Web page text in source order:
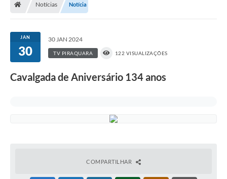
Notícias Notícia
JAN
30
30 JAN 2024
TV PIRAQUARA 122 VISUALIZAÇÕES
Cavalgada de Aniversário 134 anos
COMPARTILHAR